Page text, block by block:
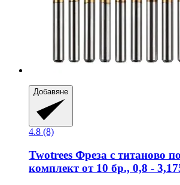
Добавяне
4.8 (8)
Twotrees Фреза с титаново
комплект от 10 бр., 0,8 -​